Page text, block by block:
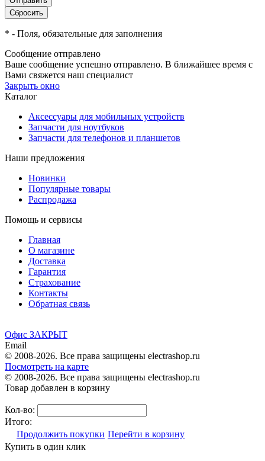
* - Поля, обязательные для заполнения
Сообщение отправлено
Ваше сообщение успешно отправлено. В ближайшее время с
Вами свяжется наш специалист
Закрыть окно
Каталог
Аксессуары для мобильных устройств
Запчасти для ноутбуков
Запчасти для телефонов и планшетов
Наши предложения
Новинки
Популярные товары
Распродажа
Помощь и сервисы
Главная
О магазине
Доставка
Гарантия
Страхование
Контакты
Обратная связь
Офис ЗАКРЫТ
Email
© 2008-2026. Все права защищены electrashop.ru
Посмотреть на карте
© 2008-2026. Все права защищены electrashop.ru
Товар добавлен в корзину
Кол-во:
Итого:
Продолжить покупки Перейти в корзину
Купить в один клик